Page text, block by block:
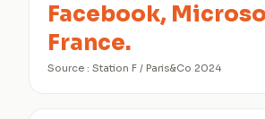
Facebook,
France.
Source : Station F / Paris&Co 2024